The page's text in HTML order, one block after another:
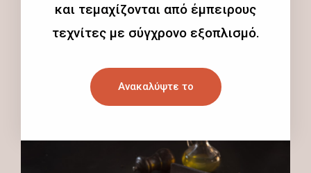
και τεμαχίζονται από έμπειρους
τεχνίτες με σύγχρονο εξοπλισμό.
Ανακαλύψτε το